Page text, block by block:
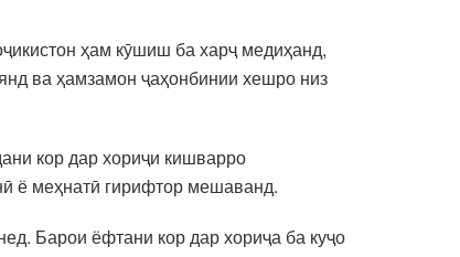
ҳам кӯшиш ба харҷ медиҳанд,
ва ҳамзамон ҷаҳонбинии хешро низ
кор дар хориҷи кишварро
ё меҳнатӣ гирифтор мешаванд.
Барои ёфтани кор дар хориҷа ба куҷо